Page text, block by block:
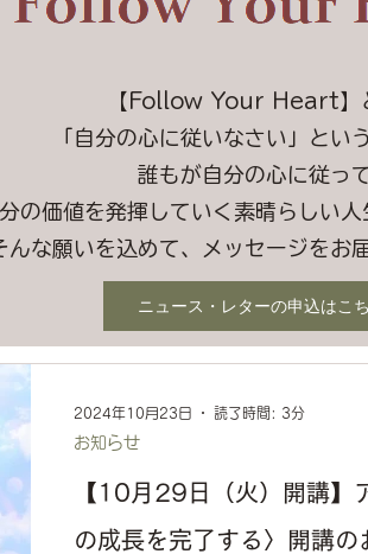
【Follow Your Heart】
「自分の心に従いなさい」とい
誰もが自分の心に従って
の価値を発揮していく素晴らしい人
んな願いを込めて、メッセージをお
ニュース・レターの申込はこ
【10月29日（火）開講】
の成長を完了する〉開講の
お知らせ
2024年10月23日 読了時間: 3分